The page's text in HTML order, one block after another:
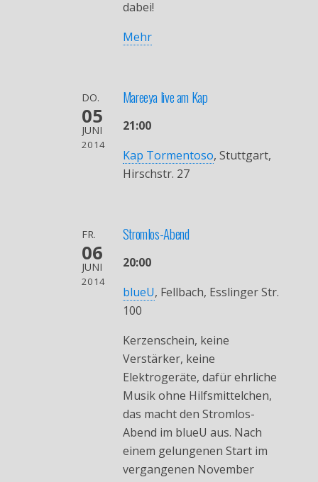
dabei!
Mehr
DO.
05
JUNI
2014
Mareeya live am Kap
21:00
Kap Tormentoso, Stuttgart,
Hirschstr. 27
FR.
06
JUNI
2014
Stromlos-Abend
20:00
blueU, Fellbach, Esslinger Str.
100
Kerzenschein, keine
Verstärker, keine
Elektrogeräte, dafür ehrliche
Musik ohne Hilfsmittelchen,
das macht den Stromlos-
Abend im blueU aus. Nach
einem gelungenen Start im
vergangenen November